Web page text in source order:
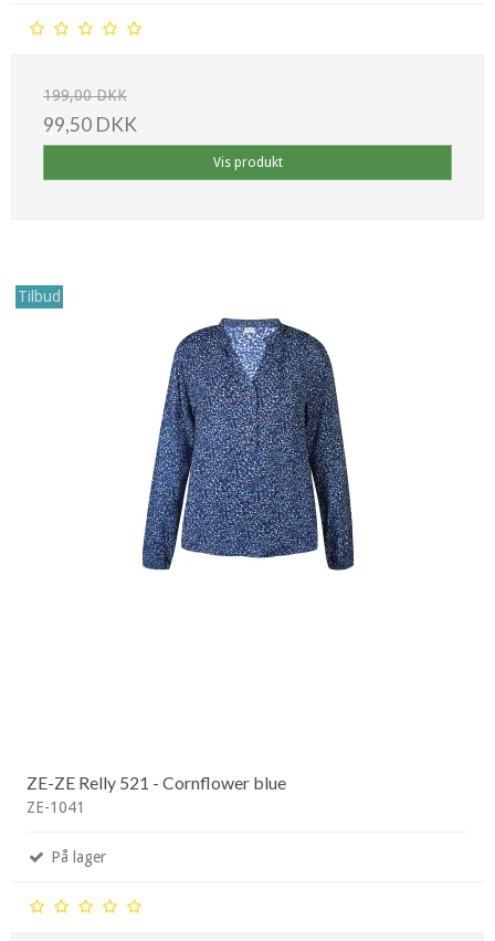
199,00 DKK
99,50 DKK
Vis produkt
Tilbud
ZE-ZE Relly 521 - Cornflower blue
ZE-1041
På lager